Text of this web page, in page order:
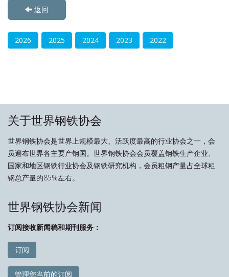
返回
2026 2025 2024 2023 2022
关于世界钢铁协会
世界钢铁协会是世界上规模最大、活跃度最高的行业协会之一，会
员遍布世界各主要产钢国。世界钢铁协会会员覆盖钢铁生产企业、
国家和地区钢铁行业协会及钢铁研究机构，会员粗钢产量占全球粗
钢总产量的85%左右。
世界钢铁协会新闻
订阅接收新闻稿和期刊服务：
订阅
管理您当前的订阅